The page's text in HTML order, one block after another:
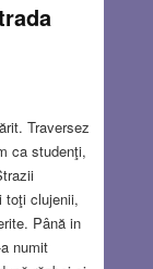
Traversez
ca studenţi,
toţi clujenii,
Până in
numit